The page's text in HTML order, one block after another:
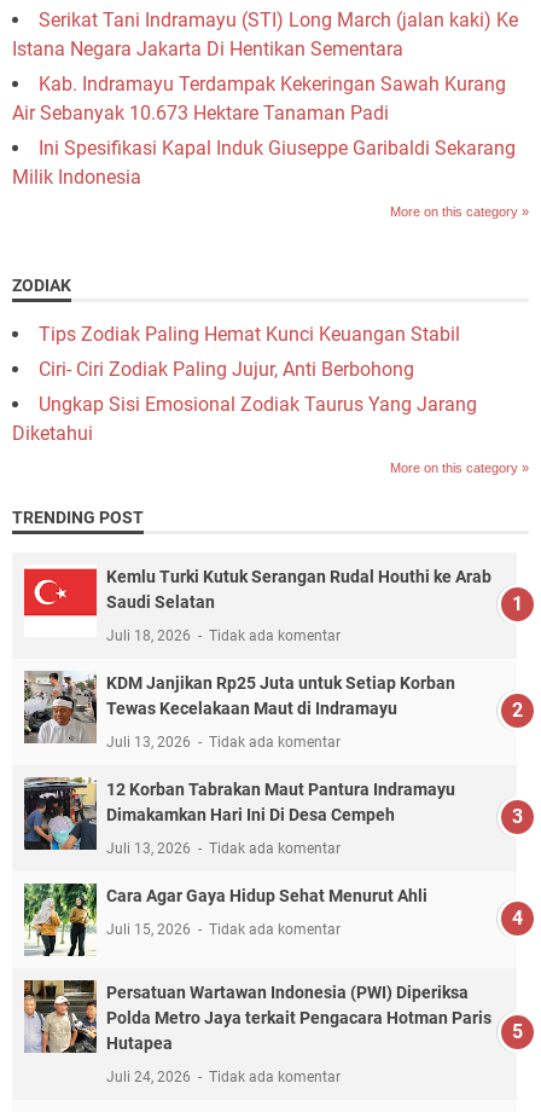
Serikat Tani Indramayu (STI) Long March (jalan kaki) Ke
Istana Negara Jakarta Di Hentikan Sementara
Kab. Indramayu Terdampak Kekeringan Sawah Kurang
Air Sebanyak 10.673 Hektare Tanaman Padi
Ini Spesifikasi Kapal Induk Giuseppe Garibaldi Sekarang
Milik Indonesia
More on this category »
ZODIAK
Tips Zodiak Paling Hemat Kunci Keuangan Stabil
Ciri- Ciri Zodiak Paling Jujur, Anti Berbohong
Ungkap Sisi Emosional Zodiak Taurus Yang Jarang
Diketahui
More on this category »
TRENDING POST
Kemlu Turki Kutuk Serangan Rudal Houthi ke Arab
Saudi Selatan
Juli 18, 2026 Tidak ada komentar
KDM Janjikan Rp25 Juta untuk Setiap Korban
Tewas Kecelakaan Maut di Indramayu
Juli 13, 2026 Tidak ada komentar
12 Korban Tabrakan Maut Pantura Indramayu
Dimakamkan Hari Ini Di Desa Cempeh
Juli 13, 2026 Tidak ada komentar
Cara Agar Gaya Hidup Sehat Menurut Ahli
Juli 15, 2026 Tidak ada komentar
Persatuan Wartawan Indonesia (PWI) Diperiksa
Polda Metro Jaya terkait Pengacara Hotman Paris
Hutapea
Juli 24, 2026 Tidak ada komentar